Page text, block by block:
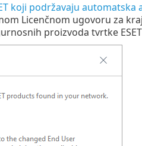
koji podržavaju automatska
Licenčnom ugovoru za
proizvoda tvrtke